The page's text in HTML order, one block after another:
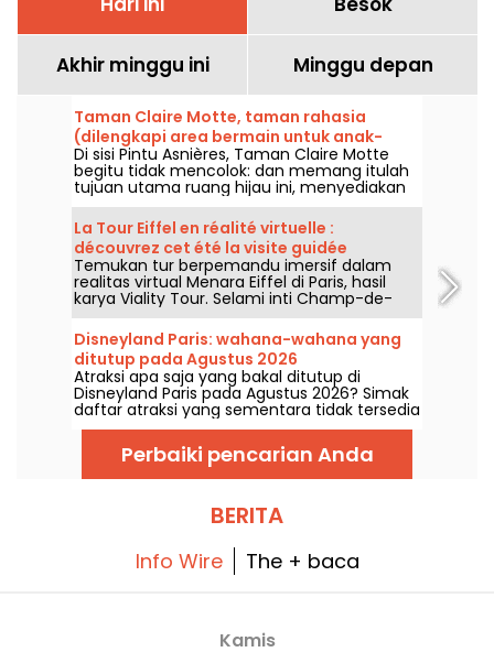
Akhir minggu ini Minggu depan
Taman Claire Motte, taman rahasia
(dilengkapi area bermain untuk anak-
anak), di 17e
Di sisi Pintu Asnières, Taman Claire Motte
begitu tidak mencolok: dan memang itulah
tujuan utama ruang hijau ini, menyediakan
tempat bagi orang-orang untuk mengisi
ulang tenaga, benar-benar tenang.
La Tour Eiffel en réalité virtuelle :
découvrez cet été la visite guidée
historique de Viality Tour Menara Eiffel
dalam realitas virtual: saksikan tur
berpemandu bersejarah dari Viality Tour
musim panas ini.
Temukan tur berpemandu imersif dalam
realitas virtual Menara Eiffel di Paris, hasil
karya Viality Tour. Selami inti Champ-de-
Mars dan hayati kembali proses
pembangunan hingga peresmian Dame de
Fer pada 1889. Versi baru yang lebih akurat
dari sebelumnya telah dirilis pada 31 Maret
2026. Untuk momen ini, kami punya kode
promo khusus untuk Anda! Dan untuk
menghadapi suhu panas yang menggila,
semua tur mereka berlangsung di tempat
teduh.
Disneyland Paris: wahana-wahana yang
ditutup pada Agustus 2026
Atraksi apa saja yang bakal ditutup di
Disneyland Paris pada Agustus 2026? Simak
daftar atraksi yang sementara tidak tersedia
karena pemeliharaan atau renovasi, guna
merencanakan kunjungan Anda ke taman
Disney.Perbaiki pencarian Anda
BERITA
Info Wire The + baca
Kamis